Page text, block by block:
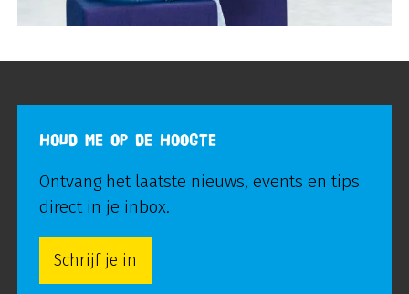
HOUD ME OP DE HOOGTE
Ontvang het laatste nieuws, events en tips
direct in je inbox.
Schrijf je in